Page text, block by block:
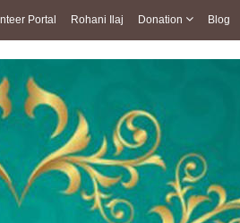
Portal Rohani Ilaj Donation Blog